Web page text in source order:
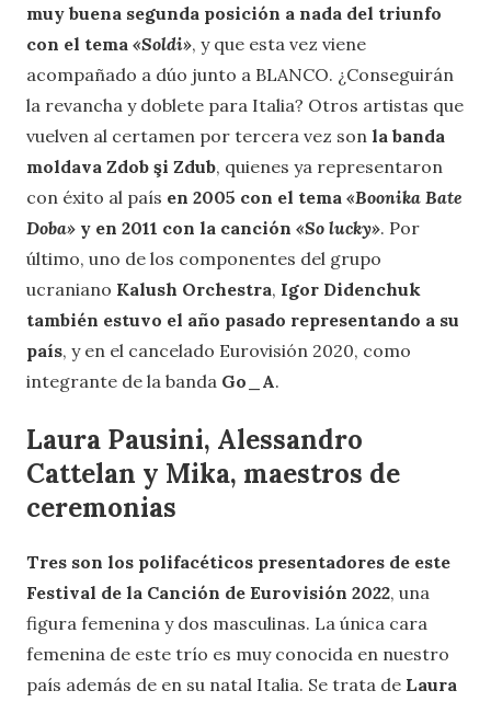
muy buena segunda posición a nada del triunfo
con el tema «Soldi», y que esta vez viene
acompañado a dúo junto a BLANCO. ¿Conseguirán
la revancha y doblete para Italia? Otros artistas que
vuelven al certamen por tercera vez son la banda
moldava Zdob şi Zdub, quienes ya representaron
con éxito al país en 2005 con el tema «Boonika Bate
Doba» y en 2011 con la canción «So lucky». Por
último, uno de los componentes del grupo
ucraniano Kalush Orchestra, Igor Didenchuk
también estuvo el año pasado representando a su
país, y en el cancelado Eurovisión 2020, como
integrante de la banda Go_A.
Laura Pausini, Alessandro
Cattelan y Mika, maestros de
ceremonias
Tres son los polifacéticos presentadores de este
Festival de la Canción de Eurovisión 2022, una
figura femenina y dos masculinas. La única cara
femenina de este trío es muy conocida en nuestro
país además de en su natal Italia. Se trata de Laura